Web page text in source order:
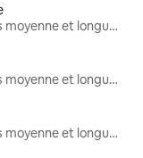
Locations moyenne et longue durée
Locations moyenne et longue durée
Locations moyenne et longue durée